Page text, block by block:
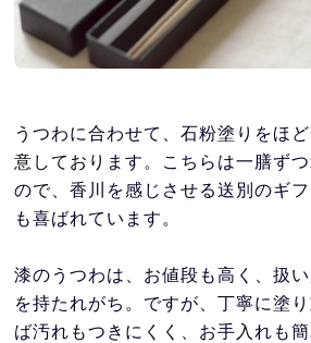
うつわに合わせて、石粉塗りをほ
意しており ます。こちらは一膳ず
ので、香川を感じさせる送別のギ
も喜ばれています。
漆のうつわは、お値段も高く、扱
を持たれがち 。 ですが、丁寧に塗
ば汚れもつきにくく、お手入れも